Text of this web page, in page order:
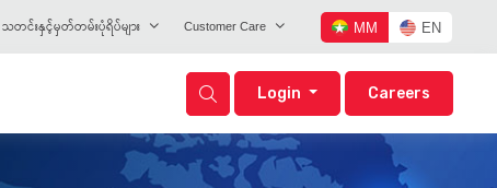
သတင်းနှင့်မှတ်တမ်းပုံရိပ်များ Customer Care MM EN
Login Careers